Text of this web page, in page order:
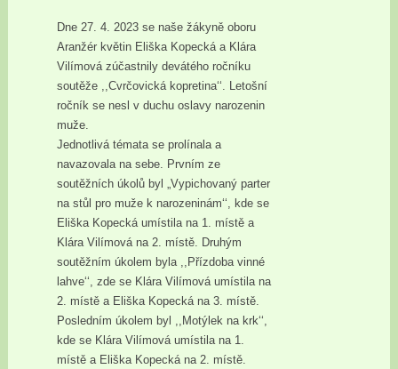
Dne 27. 4. 2023 se naše žákyně oboru
Aranžér květin Eliška Kopecká a Klára
Vilímová zúčastnily devátého ročníku
soutěže ,,Cvrčovická kopretina‘‘. Letošní
ročník se nesl v duchu oslavy narozenin
muže.
Jednotlivá témata se prolínala a
navazovala na sebe. Prvním ze
soutěžních úkolů byl „Vypichovaný parter
na stůl pro muže k narozeninám‘‘, kde se
Eliška Kopecká umístila na 1. místě a
Klára Vilímová na 2. místě. Druhým
soutěžním úkolem byla ,,Přízdoba vinné
lahve‘‘, zde se Klára Vilímová umístila na
2. místě a Eliška Kopecká na 3. místě.
Posledním úkolem byl ,,Motýlek na krk‘‘,
kde se Klára Vilímová umístila na 1.
místě a Eliška Kopecká na 2. místě.